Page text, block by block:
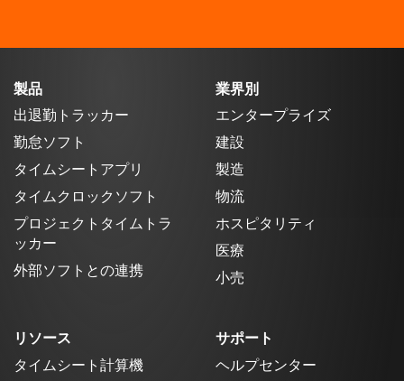
製品
出退勤トラッカー
勤怠ソフト
タイムシートアプリ
タイムクロックソフト
プロジェクトタイムトラ
ッカー
外部ソフトとの連携
業界別
エンタープライズ
建設
製造
物流
ホスピタリティ
医療
小売
リソース
タイムシート計算機
サポート
ヘルプセンター